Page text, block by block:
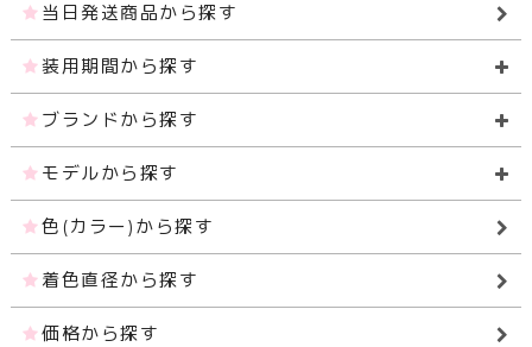
当日発送商品から探す
装用期間から探す
ブランドから探す
モデルから探す
色(カラー)から探す
着色直径から探す
価格から探す